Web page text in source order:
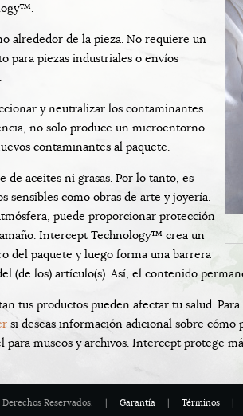
alrededor de la pieza. No requiere un
para piezas industriales o envíos
y neutralizar los contaminantes
no solo produce un microentorno
contaminantes al paquete.
de aceites ni grasas. Por lo tanto, es
sensibles como obras de arte y joyería.
puede proporcionar protección
Intercept Technology™ crea un
del paquete y luego forma una barrera
(de los) artículo(s). Así, el contenido
tus productos pueden afectar tu salud.
si deseas información adicional sobre
museos y archivos. Intercept protege
Reservados. | Garantía | Términos |